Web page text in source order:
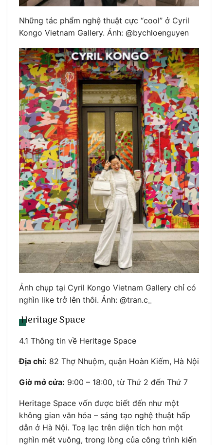
Những tác phẩm nghệ thuật cực “cool” ở Cyril
Kongo Vietnam Gallery. Ảnh: @bychloenguyen
Ảnh chụp tại Cyril Kongo Vietnam Gallery chỉ có
nghìn like trở lên thôi. Ảnh: @tran.c_
Heritage Space
4.1 Thông tin về Heritage Space
Địa chỉ: 82 Thợ Nhuộm, quận Hoàn Kiếm, Hà Nội
Giờ mở cửa: 9:00 – 18:00, từ Thứ 2 đến Thứ 7
Heritage Space vốn được biết đến như một
không gian văn hóa – sáng tạo nghệ thuật hấp
dẫn ở Hà Nội. Toạ lạc trên diện tích hơn một
nghìn mét vuông, trong lòng của công trình kiến